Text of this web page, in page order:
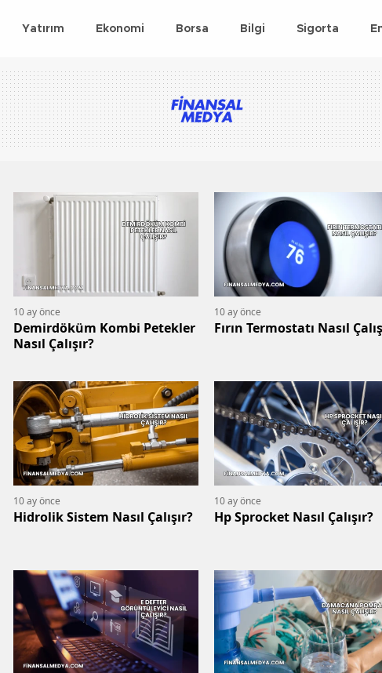
Yatırım Ekonomi Borsa Bilgi Sigorta
10 ay önce
Demirdöküm Kombi Petekler
Nasıl Çalışır?
10 ay önce
Fırın Termostatı Nasıl
10 ay önce
Hidrolik Sistem Nasıl Çalışır?
10 ay önce
Hp Sprocket Nasıl Çalışır?